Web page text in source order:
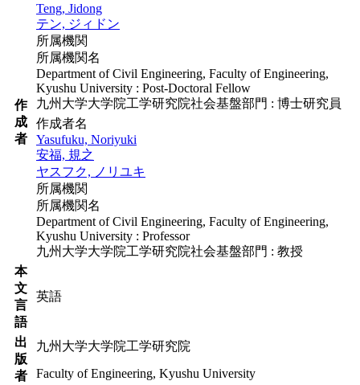
作
成
者
Teng, Jidong
テン, ジィドン
所属機関
所属機関名
Department of Civil Engineering, Faculty of Engineering,
Kyushu University : Post-Doctoral Fellow
九州大学大学院工学研究院社会基盤部門 : 博士研究員
作成者名
Yasufuku, Noriyuki
安福, 規之
ヤスフク, ノリユキ
所属機関
所属機関名
Department of Civil Engineering, Faculty of Engineering,
Kyushu University : Professor
九州大学大学院工学研究院社会基盤部門 : 教授
本
文
言
語
英語
出
版
者
九州大学大学院工学研究院
Faculty of Engineering, Kyushu University